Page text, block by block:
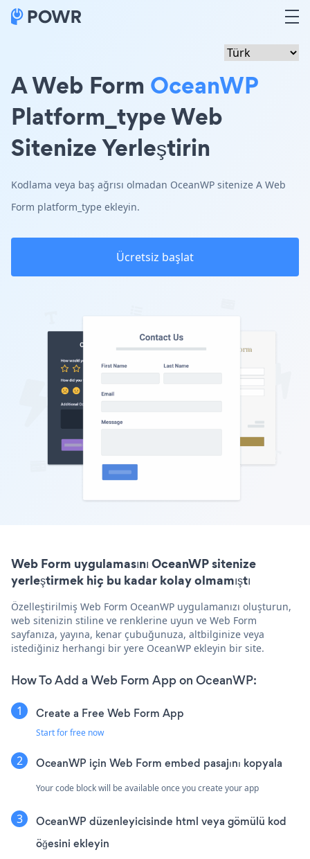
A Web Form OceanWP
Platform_type Web
Sitenize Yerleştirin
Kodlama veya baş ağrısı olmadan OceanWP sitenize A Web
Form platform_type ekleyin.
Ücretsiz başlat
Web Form uygulamasını OceanWP sitenize
yerleştirmek hiç bu kadar kolay olmamıştı
Özelleştirilmiş Web Form OceanWP uygulamanızı oluşturun,
web sitenizin stiline ve renklerine uyun ve Web Form
sayfanıza, yayına, kenar çubuğunuza, altbilginize veya
istediğiniz herhangi bir yere OceanWP ekleyin bir site.
How To Add a Web Form App on OceanWP:
Create a Free Web Form App
Start for free now
OceanWP için Web Form embed pasajını kopyala
Your code block will be available once you create your app
OceanWP düzenleyicisinde html veya gömülü kod
öğesini ekleyin